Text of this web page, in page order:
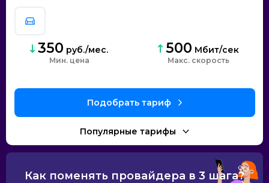
350 руб./мес.
Мин. цена
500 Мбит/сек
скорость
Как поменять провайдера в 3 шага?